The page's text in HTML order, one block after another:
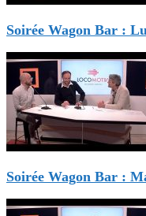
Soirée Wagon Bar :
Soirée Wagon Bar :